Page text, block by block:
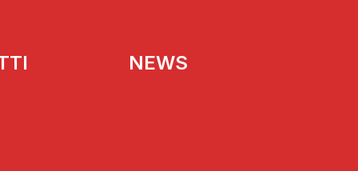
NEWS